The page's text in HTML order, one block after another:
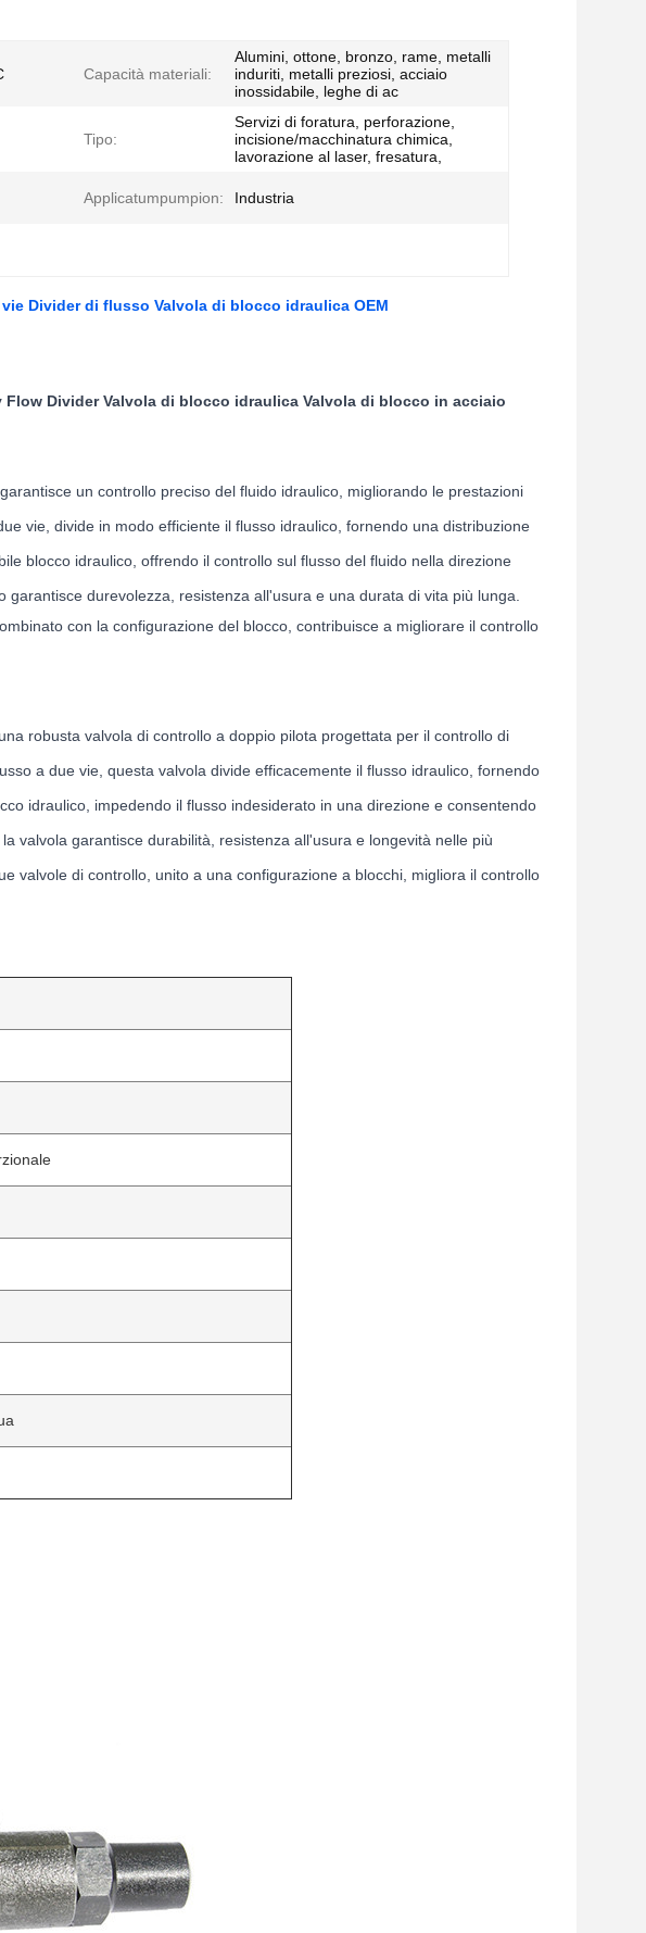
Capacità materiali:
Alumini, ottone, bronzo, rame, metalli
induriti, metalli preziosi, acciaio
inossidabile, leghe di ac
Tipo:
Servizi di foratura, perforazione,
incisione/macchinatura chimica,
lavorazione al laser, fresatura,
Applicatumpumpion: Industria
Divider di flusso Valvola di blocco idraulica OEM
Divider Valvola di blocco idraulica Valvola di blocco in acciaio
un controllo preciso del fluido idraulico, migliorando le prestazioni
vie, divide in modo efficiente il flusso idraulico, fornendo una distribuzione
blocco idraulico, offrendo il controllo sul flusso del fluido nella direzione
garantisce durevolezza, resistenza all'usura e una durata di vita più lunga.
con la configurazione del blocco, contribuisce a migliorare il controllo
robusta valvola di controllo a doppio pilota progettata per il controllo di
a due vie, questa valvola divide efficacemente il flusso idraulico, fornendo
idraulico, impedendo il flusso indesiderato in una direzione e consentendo
valvola garantisce durabilità, resistenza all'usura e longevità nelle più
valvole di controllo, unito a una configurazione a blocchi, migliora il controllo